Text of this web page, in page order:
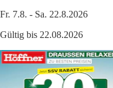
Fr. 7.8. - Sa. 22.8.2026
Gültig bis 22.08.2026